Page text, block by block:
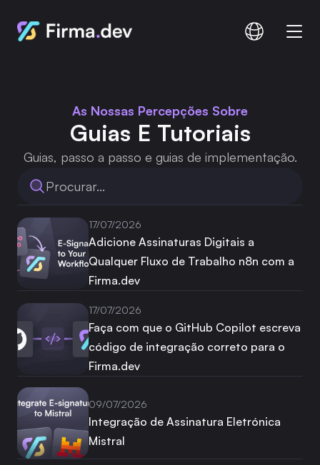
Comparar
Iniciar sessão
As Nossas Percepções Sobre
Guias E Tutoriais
Guias, passo a passo e guias de implementação.
Procurar...
17/07/2026
Adicione Assinaturas Digitais a
Qualquer Fluxo de Trabalho n8n com a
Firma.dev
17/07/2026
Faça com que o GitHub Copilot escreva
código de integração correto para o
Firma.dev
09/07/2026
Integração de Assinatura Eletrónica
Mistral